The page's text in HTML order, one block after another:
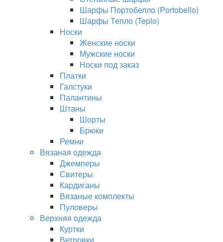
Шарфы Портобелло (Portobello)
Шарфы Тепло (Teplo)
Носки
Женские носки
Мужские носки
Носки под заказ
Платки
Галстуки
Палантины
Штаны
Шорты
Брюки
Ремни
Вязаная одежда
Джемперы
Свитеры
Кардиганы
Вязаные комплекты
Пуловеры
Верхняя одежда
Куртки